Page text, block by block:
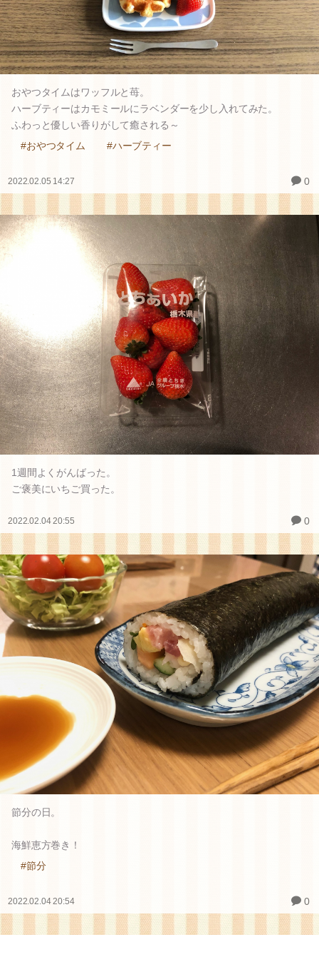
おやつタイムはワッフルと苺。
ハーブティーはカモミールにラベンダーを少し入れてみた。
ふわっと優しい香りがして癒される～
#おやつタイム
#ハーブティー
2022.02.05 14:27 0
1週間よくがんばった。
ご褒美にいちご買った。
2022.02.04 20:55 0
節分の日。
海鮮恵方巻き！
#節分
2022.02.04 20:54 0